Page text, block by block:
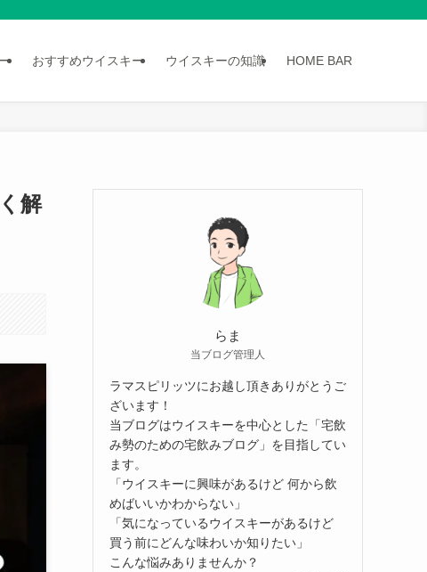
おすすめウイスキー ウイスキーの知識 HOME BAR
解
らま
当ブログ管理人
ラマスピリッツにお越し頂きありがとうご
ざいます！
当ブログはウイスキーを中心とした「宅飲
み勢のための宅飲みブログ」を目指してい
ます。
「ウイスキーに興味があるけど 何から飲
めばいいかわからない」
「気になっているウイスキーがあるけど
買う前にどんな味わいか知りたい」
こんな悩みありませんか？